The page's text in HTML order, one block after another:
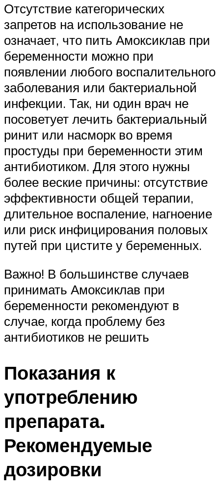
Отсутствие категорических
запретов на использование не
означает, что пить Амоксиклав при
беременности можно при
появлении любого воспалительного
заболевания или бактериальной
инфекции. Так, ни один врач не
посоветует лечить бактериальный
ринит или насморк во время
простуды при беременности этим
антибиотиком. Для этого нужны
более веские причины: отсутствие
эффективности общей терапии,
длительное воспаление, нагноение
или риск инфицирования половых
путей при цистите у беременных.
Важно! В большинстве случаев
принимать Амоксиклав при
беременности рекомендуют в
случае, когда проблему без
антибиотиков не решить
Показания к
употреблению
препарата.
Рекомендуемые
дозировки